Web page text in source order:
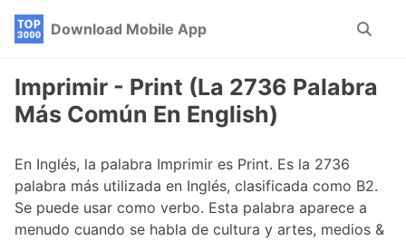
Skip
navigation
Skip
Skip
Download Mobile App
Toggle
Imprimir - Print (La 2736 Palabra
Más Común En English)
En Inglés, la palabra Imprimir es Print. Es la 2736
palabra más utilizada en Inglés, clasificada como B2.
Se puede usar como verbo. Esta palabra aparece a
menudo cuando se habla de cultura y artes, medios &